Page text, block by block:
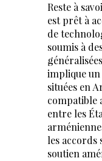
Reste à
est prêt à
de
soumis à
implique un
situées en
compatible
entre les
les accords
soutien